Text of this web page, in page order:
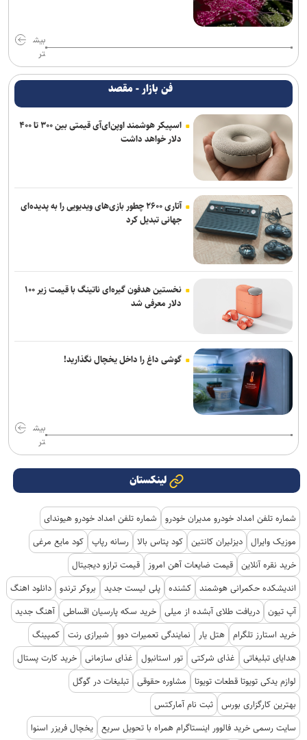
بیش
تر
فن بازار - مقصد
اسپیکر هوشمند اوپن‌ای‌آی قیمتی بین ۳۰۰ تا ۴۰۰
دلار خواهد داشت
آتاری ۲۶۰۰ چطور بازی‌های ویدیویی را به پدیده‌ای
جهانی تبدیل کرد
نخستین هدفون گیره‌ای ناتینگ با قیمت زیر ۱۰۰
دلار معرفی شد
گوشی داغ را داخل یخچال نگذارید!
بیش
تر
لینکستان
شماره تلفن امداد خودرو مدیران خودرو
شماره تلفن امداد خودرو هیوندای
موزیک وایرال دیزلیران کانتین کود پتاس بالا رسانه رپاپ کود مایع مرغی
خرید نقره آنلاین قیمت ضایعات آهن امروز
قیمت ترازو دیجیتال
اندیشکده حکمرانی هوشمند کشنده پلی لیست جدید بروکر ترندو دانلود اهنگ
آپ تیون دریافت طلای آبشده از میلی خرید سکه پارسیان اقساطی آهنگ جدید
خرید استارز تلگرام هتل یار نمایندگی تعمیرات دوو شیرازی رنت کمپینگ
هدایای تبلیغاتی
غذای شرکتی تور استانبول غذای سازمانی خرید کارت پستال
لوازم یدکی تویوتا قطعات تویوتا
مشاوره حقوقی تبلیغات در گوگل
بهترین کارگزاری بورس ثبت نام آمارکتس
سایت رسمی خرید فالوور اینستاگرام همراه با تحویل سریع یخچال فریزر اسنوا